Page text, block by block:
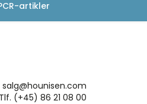
artikler
salg@hounisen.com
Tlf. (+45) 86 21 08 00